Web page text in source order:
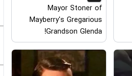
Mayor Stoner of
Mayberry's Gregarious
Grandson Glenda!